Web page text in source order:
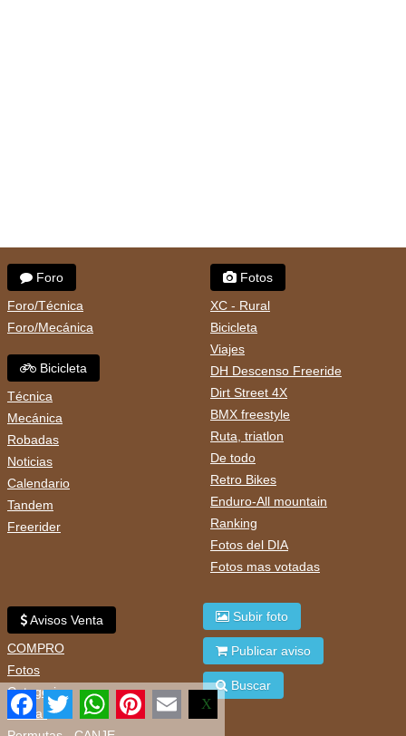
Foro
Foro/Técnica
Foro/Mecánica
Bicicleta
Técnica
Mecánica
Robadas
Noticias
Calendario
Tandem
Freerider
Fotos
XC - Rural
Bicicleta
Viajes
DH Descenso Freeride
Dirt Street 4X
BMX freestyle
Ruta, triatlon
De todo
Retro Bikes
Enduro-All mountain
Ranking
Fotos del DIA
Fotos mas votadas
Avisos Venta
COMPRO
Fotos
Categorias
Buscar
Subir foto
Publicar aviso
Buscar
Facebook
Twitter WhatsApp
PinterestEmail
X